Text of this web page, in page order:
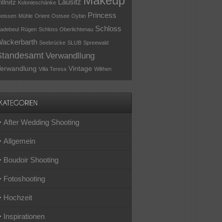
Kolonieschänke Lausitz
Mühle Orient Ostsee Oybin Princess
Rügen Schloss Oberlichtenau Schloss
Seebrücke SLUB Spreewald
Verwandllung
Villa Teresa Vintage Wilthen
After Wedding Shooting
Allgemein
Boudoir Shooting
Fotoshooting
Hochzeit
Inspirationen